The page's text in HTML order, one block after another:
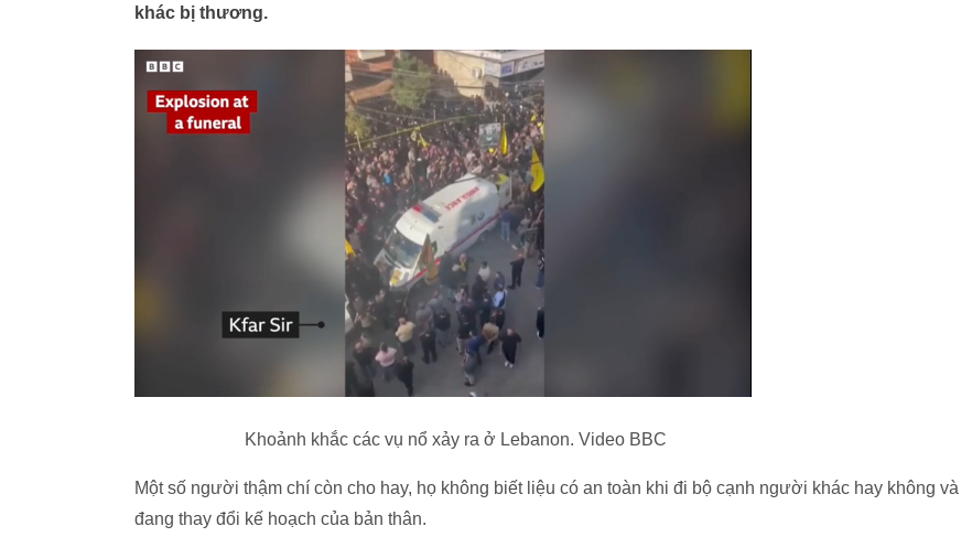
khác bị thương.
Khoảnh khắc các vụ nổ xảy ra ở Lebanon. Video BBC
Một số người thậm chí còn cho hay, họ không biết liệu có an toàn khi đi bộ cạnh người khác hay không và
đang thay đổi kế hoạch của bản thân.